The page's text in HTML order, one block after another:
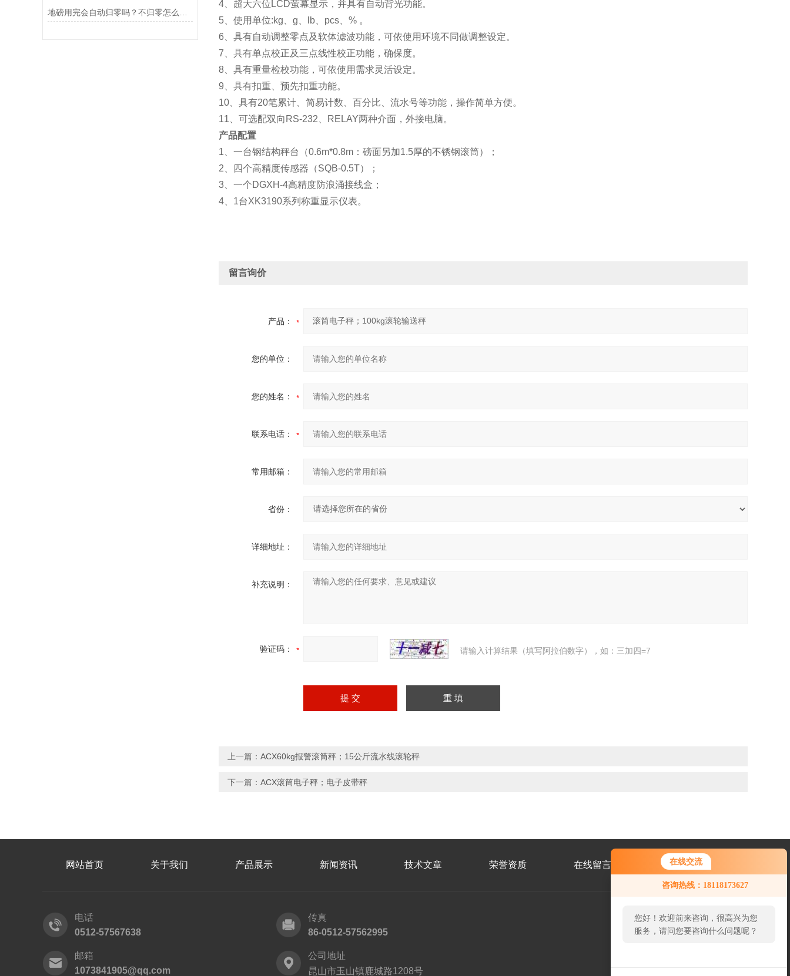
在线交流
咨询热线：18118173627
您好！欢迎前来咨询，很高兴为您
服务，请问您要咨询什么问题呢？
4、超大六位LCD萤幕显示，并具有自动背光功能。
5、使用单位:kg、g、lb、pcs、% 。
6、具有自动调整零点及软体滤波功能，可依使用环境不同做调整设定。
7、具有单点校正及三点线性校正功能，确保度。
8、具有重量检校功能，可依使用需求灵活设定。
9、具有扣重、预先扣重功能。
10、具有20笔累计、简易计数、百分比、流水号等功能，操作简单方便。
11、可选配双向RS-232、RELAY两种介面，外接电脑。
产品配置
1、一台钢结构秤台（0.6m*0.8m：磅面另加1.5厚的不锈钢滚筒）；
2、四个高精度传感器（SQB-0.5T）；
3、一个DGXH-4高精度防浪涌接线盒；
4、1台XK3190系列称重显示仪表。
留言询价
产品：
您的单位：
您的姓名：
联系电话：
常用邮箱：
省份：
详细地址：
补充说明：
验证码： 请输入计算结果（填写阿拉伯数字），如：三加四=7
上一篇： ACX60kg报警滚筒秤；15公斤流水线滚轮秤
下一篇： ACX滚筒电子秤；电子皮带秤
网站首页 关于我们 产品展示 新闻资讯 技术文章 荣誉资质 在线留言 联系我们
电话
0512-57567638
传真
86-0512-57562995
邮箱
1073841905@qq.com
公司地址
昆山市玉山镇鹿城路1208号